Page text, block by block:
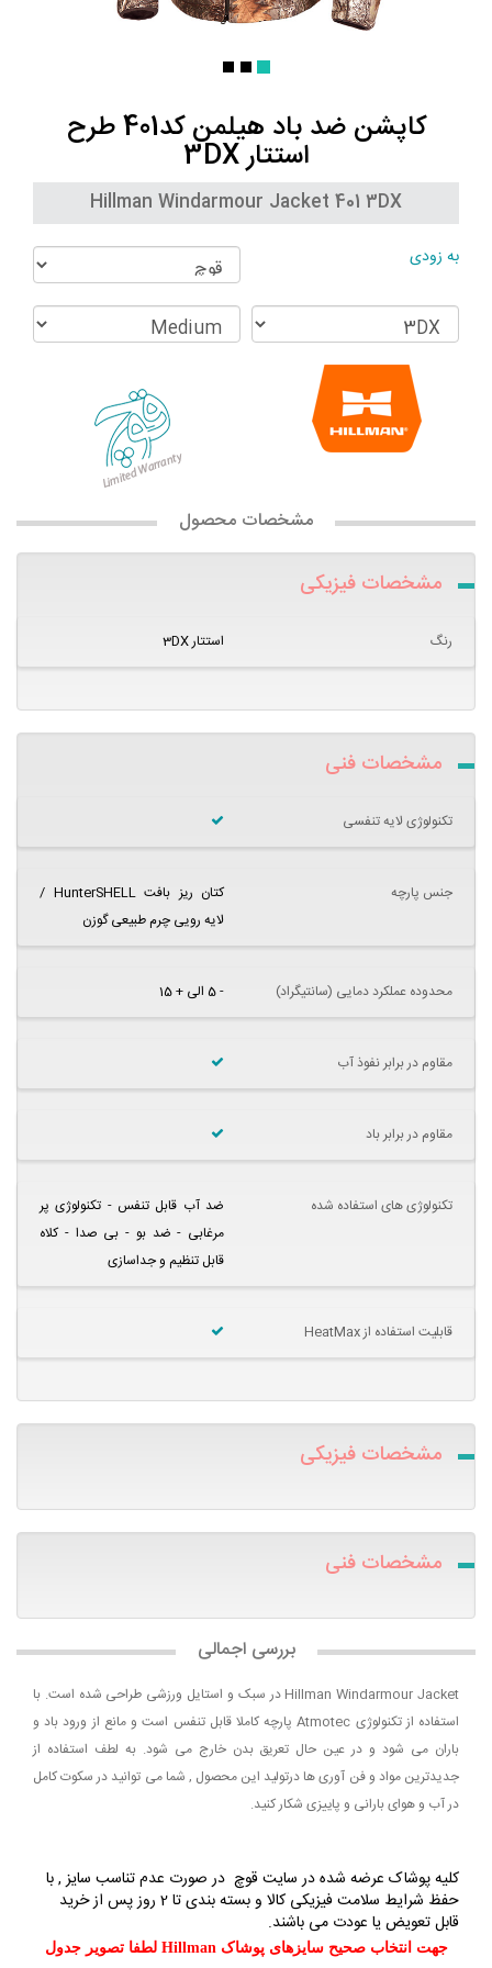
کاپشن ضد باد هیلمن کد401 طرح
استتار 3DX
Hillman Windarmour Jacket 401 3DX
به زودی
مشخصات محصول
مشخصات فیزیکی
رنگ استتار 3DX
مشخصات فنی
تکنولوژی لایه تنفسی
جنس پارچه
کتان ریز بافت HunterSHELL /
لایه رویی چرم طبیعی گوزن
محدوده عملکرد دمایی (سانتیگراد) - 5 الی + 15
مقاوم در برابر نفوذ آب
مقاوم در برابر باد
تکنولوژی های استفاده شده
ضد آب قابل تنفس - تکنولوژی پر
مرغابی - ضد بو - بی صدا - کلاه
قابل تنظیم و جداسازی
قابلیت استفاده از HeatMax
مشخصات فیزیکی
مشخصات فنی
بررسی اجمالی
Hillman Windarmour Jacket در سبک و استایل ورزشی طراحی شده است. با
استفاده از تکنولوژی Atmotec پارچه کاملا قابل تنفس است و مانع از ورود باد و
باران می شود و در عین حال تعریق بدن خارج می شود. به لطف استفاده از
جدیدترین مواد و فن آوری ها درتولید این محصول , شما می توانید در سکوت کامل
در آب و هوای بارانی و پاییزی شکار کنید.
کلیه پوشاک عرضه شده در سایت قوچ در صورت عدم تناسب سایز , با
حفظ شرایط سلامت فیزیکی کالا و بسته بندی تا 2 روز پس از خرید
قابل تعویض یا عودت می باشند.
جهت انتخاب صحیح سایزهای پوشاک Hillman لطفا تصویر جدول